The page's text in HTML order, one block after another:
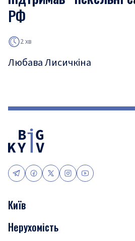
РФ
2 хв
Любава Лисичкіна
Київ
Події
Нерухомість